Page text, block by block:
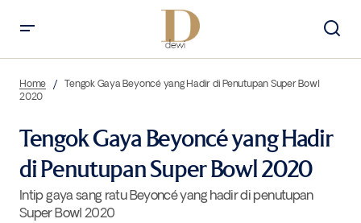
Home
Tengok Gaya Beyoncé yang Hadir di Penutupan Super Bowl
2020
Tengok Gaya Beyoncé yang Hadir
di Penutupan Super Bowl 2020
Intip gaya sang ratu Beyoncé yang hadir di penutupan
Super Bowl 2020